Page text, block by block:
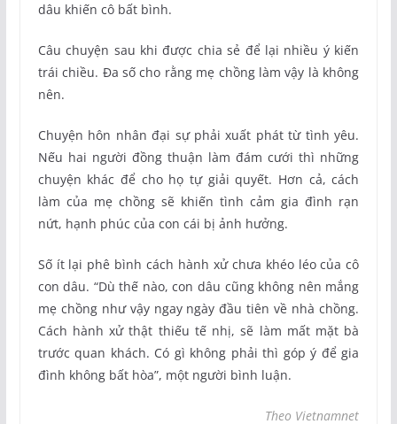
dâu khiến cô bất bình.
Câu chuyện sau khi được chia sẻ để lại nhiều ý kiến
trái chiều. Đa số cho rằng mẹ chồng làm vậy là không
nên.
Chuyện hôn nhân đại sự phải xuất phát từ tình yêu.
Nếu hai người đồng thuận làm đám cưới thì những
chuyện khác để cho họ tự giải quyết. Hơn cả, cách
làm của mẹ chồng sẽ khiến tình cảm gia đình rạn
nứt, hạnh phúc của con cái bị ảnh hưởng.
Số ít lại phê bình cách hành xử chưa khéo léo của cô
con dâu. “Dù thế nào, con dâu cũng không nên mắng
mẹ chồng như vậy ngay ngày đầu tiên về nhà chồng.
Cách hành xử thật thiếu tế nhị, sẽ làm mất mặt bà
trước quan khách. Có gì không phải thì góp ý để gia
đình không bất hòa”, một người bình luận.
Theo Vietnamnet